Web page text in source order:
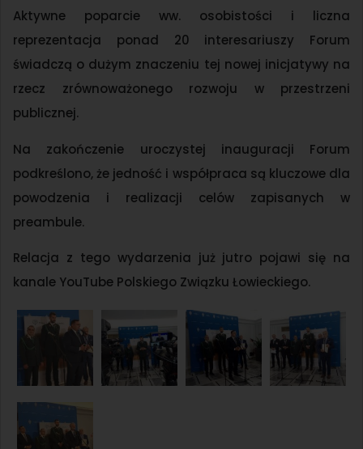
Aktywne poparcie ww. osobistości i liczna
reprezentacja ponad 20 interesariuszy Forum
świadczą o dużym znaczeniu tej nowej inicjatywy na
rzecz zrównoważonego rozwoju w przestrzeni
publicznej.
Na zakończenie uroczystej inauguracji Forum
podkreślono, że jedność i współpraca są kluczowe dla
powodzenia i realizacji celów zapisanych w
preambule.
Relacja z tego wydarzenia już jutro pojawi się na
kanale YouTube Polskiego Związku Łowieckiego.